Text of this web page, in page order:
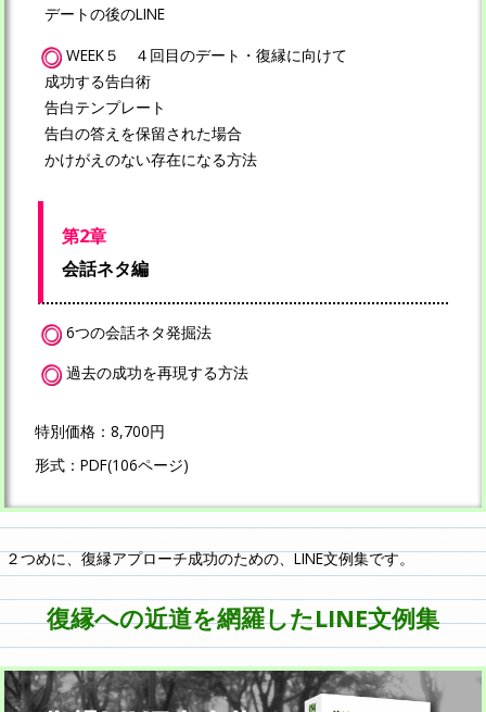
デートの後のLINE
WEEK５ ４回目のデート・復縁に向けて
成功する告白術
告白テンプレート
告白の答えを保留された場合
かけがえのない存在になる方法
第2章
会話ネタ編
6つの会話ネタ発掘法
過去の成功を再現する方法
特別価格：8,700円
形式：PDF(106ページ)
２つめに、復縁アプローチ成功のための、LINE文例集です。
復縁への近道を網羅したLINE文例集